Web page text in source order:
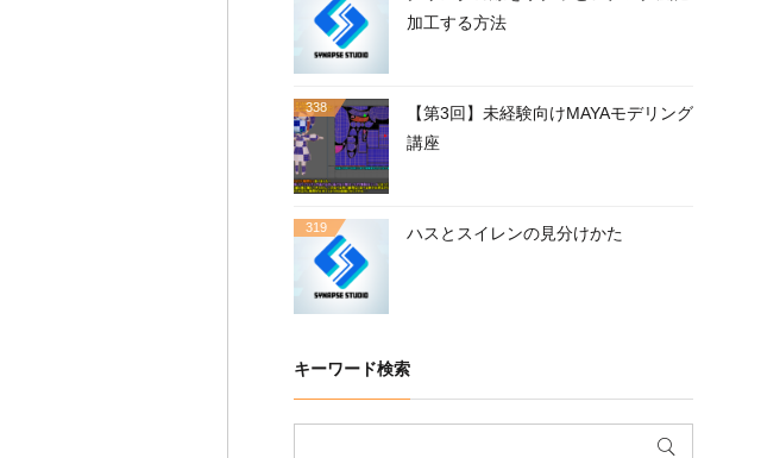
加工する方法
338
【第3回】未経験向けMAYAモデリング
講座
319 ハスとスイレンの見分けかた
キーワード検索